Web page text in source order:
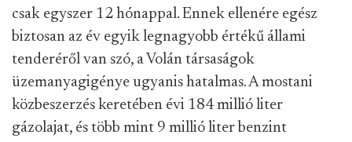
csak egyszer 12 hónappal. Ennek ellenére egész
biztosan az év egyik legnagyobb értékű állami
tenderéről van szó, a Volán társaságok
üzemanyagigénye ugyanis hatalmas. A mostani
közbeszerzés keretében évi 184 millió liter
gázolajat, és több mint 9 millió liter benzint